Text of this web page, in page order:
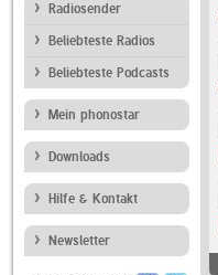
Radiosender
Beliebteste Radios
Beliebteste Podcasts
Mein phonostar
Downloads
Hilfe & Kontakt
Newsletter